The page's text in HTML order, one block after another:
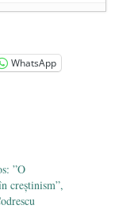
are locul în
iunie 2020
radicale
WhatsApp
”O
creștinism”,